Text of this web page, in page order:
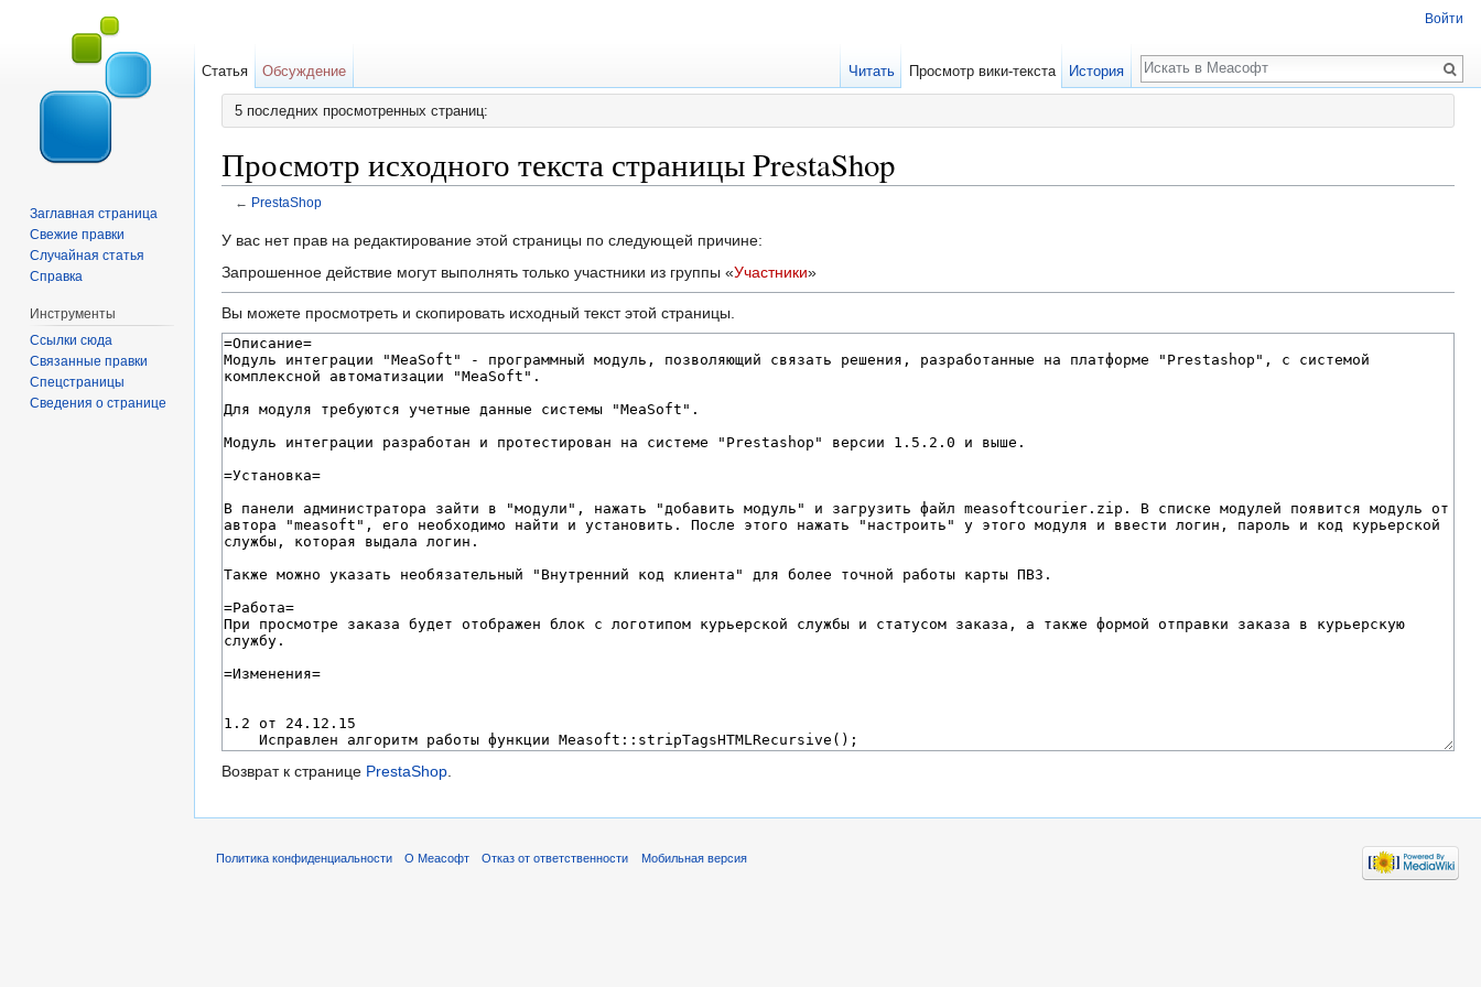
5 последних просмотренных страниц:
Просмотр исходного текста страницы PrestaShop
← PrestaShop
У вас нет прав на редактирование этой страницы по следующей причине:
Запрошенное действие могут выполнять только участники из группы «Участники»
Вы можете просмотреть и скопировать исходный текст этой страницы.
Возврат к странице PrestaShop
Войти
Статья Обсуждение Читать Просмотр вики-текста История
Поиск
Заглавная страница
Свежие правки
Случайная статья
Справка
Инструменты
Ссылки сюда
Связанные правки
Спецстраницы
Сведения о странице
Политика конфиденциальности О Меасофт Отказ от ответственности Мобильная версия